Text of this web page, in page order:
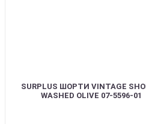
SURPLUS ШОРТИ VINTAGE
WASHED OLIVE 07-5596-01